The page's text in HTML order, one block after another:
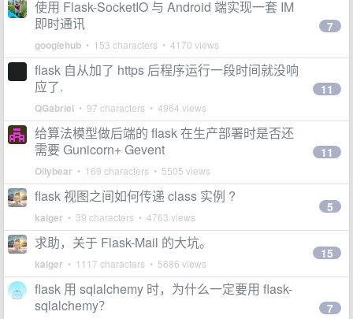
使用 Flask-SocketIO 与 Android 端实现一套 IM
即时通讯
googlehub • 153 characters • 4170 views
7
flask 自从加了 https 后程序运行一段时间就没响
应了.
QGabriel • 97 characters • 4964 views
11
给算法模型做后端的 flask 在生产部署时是否还
需要 Gunicorn+ Gevent
Oilybear • 169 characters • 5505 views
11
flask 视图之间如何传递 class 实例 ?
kaiger • 39 characters • 4763 views
5
求助，关于 Flask-Mail 的大坑。
kaiger • 1117 characters • 5686 views
15
flask 用 sqlalchemy 时，为什么一定要用 flask-
sqlalchemy？
7